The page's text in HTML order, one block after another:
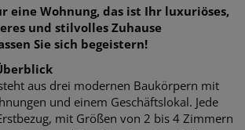
eine Wohnung, das ist Ihr luxuriöses,
und stilvolles Zuhause
Sie sich begeistern!
aus drei modernen Baukörpern mit
und einem Geschäftslokal. Jede
mit Größen von 2 bis 4 Zimmern